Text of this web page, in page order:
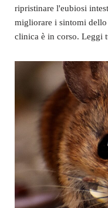
ripristinare l'eubiosi
migliorare i sintomi
clinica è in corso. Leggi